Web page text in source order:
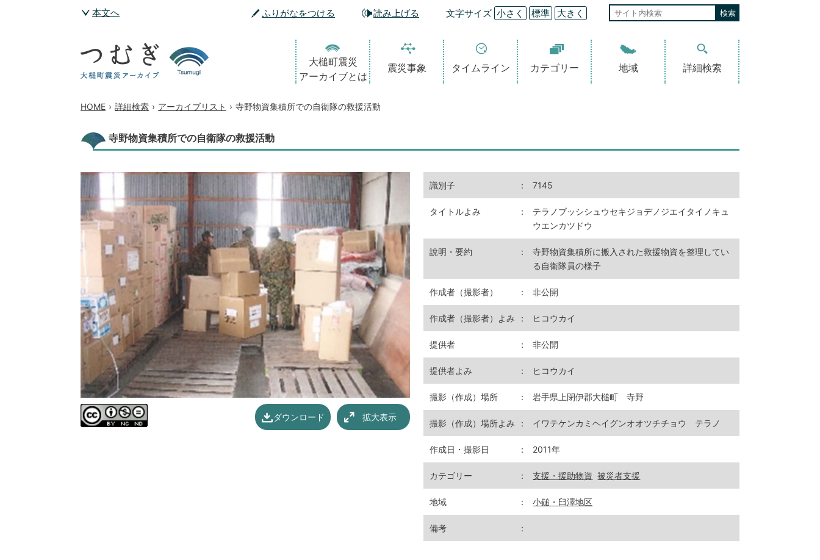
本文へ ふりがなをつける 読み上げる 文字サイズ 小さく 標準 大きく
大槌町震災
アーカイブとは
震災事象 タイムライン カテゴリー 地域 詳細検索
HOME › 詳細検索 › アーカイブリスト › 寺野物資集積所での自衛隊の救援活動
寺野物資集積所での自衛隊の救援活動
拡大表示
ダウンロード
識別子 ： 7145
タイトルよみ ：
テラノブッシシュウセキジョデノジエイタイノキュ
ウエンカツドウ
說明・要約 ：
寺野物資集積所に搬入された救援物資を整理してい
る自衛隊員の様子
作成者（撮影者） ： 非公開
作成者（撮影者）よみ ： ヒコウカイ
提供者 ： 非公開
提供者よみ ： ヒコウカイ
撮影（作成）場所 ： 岩手県上閉伊郡大槌町 寺野
撮影（作成）場所よみ ： イワテケンカミヘイグンオオツチチョウ テラノ
作成日・撮影日 ： 2011年
カテゴリー ： 支援・援助物資 被災者支援
地域 ： 小鎚・臼澤地区
備考 ：